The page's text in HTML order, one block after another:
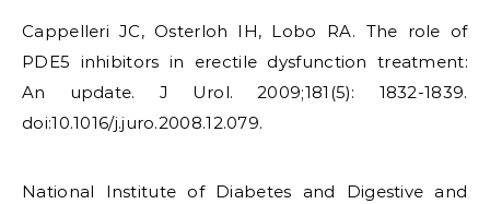
Cappelleri JC, Osterloh IH, Lobo RA. The role of
PDE5 inhibitors in erectile dysfunction treatment:
An update. J Urol. 2009;181(5): 1832-1839.
doi:10.1016/j.juro.2008.12.079.
National Institute of Diabetes and Digestive and